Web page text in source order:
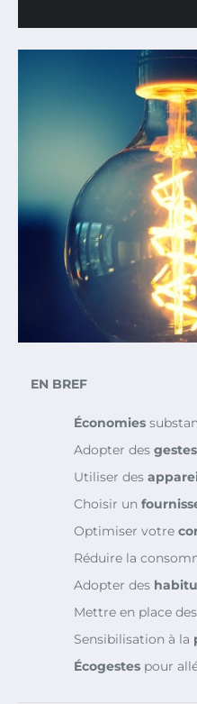
EN BREF
Économies
Adopter des
Utiliser des
Choisir un
Optimiser votre
Réduire la
Adopter des
Mettre en place des
Sensibilisation à la
Écogestes pour